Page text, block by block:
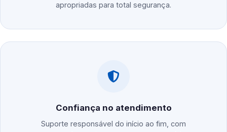
apropriadas para total segurança.
Confiança no atendimento
Suporte responsável do início ao fim, com